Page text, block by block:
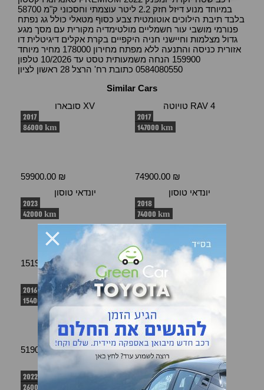
במיוחד מנוע דיזל חזק 2.2 ליטר עוצמתי וחסכוני ק"מ 58700
בלבד תיבת הילוכים אוטומטית צבע כסוף מטאלי כולל גג נפתח
פנורמי מושבי עור חשמליים מולטימדיה מקורית עם מסך מגע
גדול מצלמות וחיישני חניה היקפיים בקרת אקלים דיגיטלית דו
אזורית כניסה והתנעה ללא מפתח מחירון 178000 מחיר מיוחד
159900 הנחה משמעותית טסט עד 10/2026 טלפון
0584080550 כתובת רח' הרצל 28 ראשון לציון
Similar Cars
סובארו XV
2017
86000 km
59900.00 ₪
טויוטה RAV 4
2017
147000 km
74900.00 ₪
יונדאי טוסון
2023
42000 km
151900.00 ₪
יונדאי טוסון
2018
74000 km
88900.00 ₪
קיה ספורטאג'
2016
154000 km
51900.00 ₪
2020
88500 km
74900.00 ₪
2022
2600 km
קיה ספורטאג'
2015
141000 km